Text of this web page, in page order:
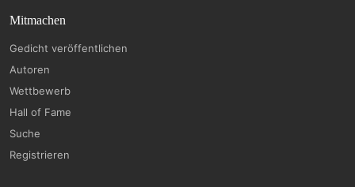
Mitmachen
Gedicht veröffentlichen
Autoren
Wettbewerb
Hall of Fame
Suche
Registrieren